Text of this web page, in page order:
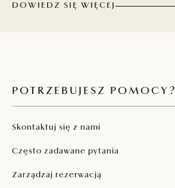
DOWIEDZ SIĘ WIĘCEJ
POTRZEBUJESZ POMOCY?
Skontaktuj się z nami
Często zadawane pytania
Zarządzaj rezerwacją